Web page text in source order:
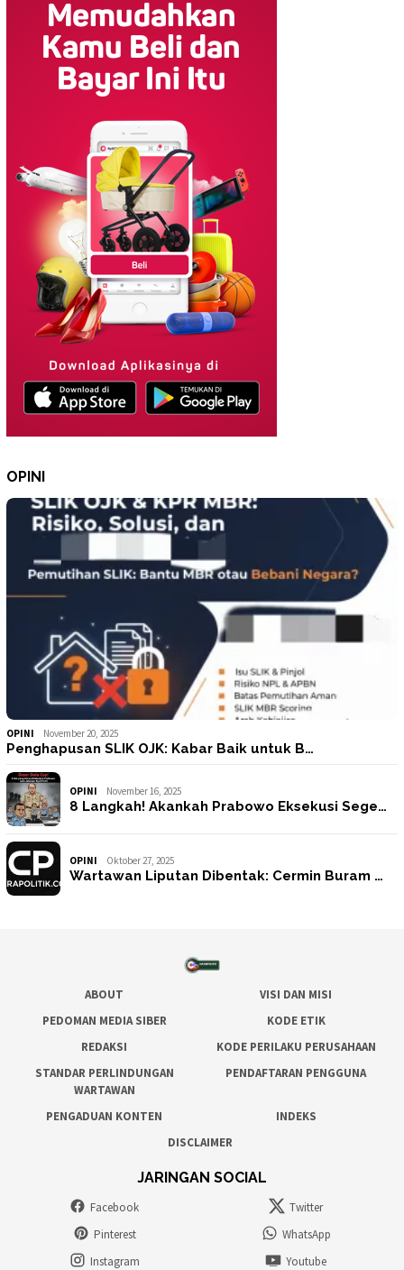
OPINI
OPINI November 20, 2025
Penghapusan SLIK OJK: Kabar Baik untuk B…
OPINI November 16, 2025
8 Langkah! Akankah Prabowo Eksekusi Sege…
OPINI Oktober 27, 2025
Wartawan Liputan Dibentak: Cermin Buram …
ABOUT
VISI DAN MISI
PEDOMAN MEDIA SIBER
KODE ETIK
REDAKSI
KODE PERILAKU PERUSAHAAN
STANDAR PERLINDUNGAN
WARTAWAN
PENDAFTARAN PENGGUNA
PENGADUAN KONTEN
INDEKS
DISCLAIMER
JARINGAN SOCIAL
Facebook
Twitter
Pinterest
WhatsApp
Instagram
Youtube